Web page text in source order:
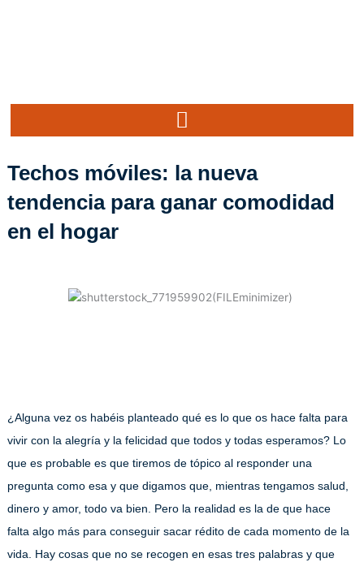
Techos móviles: la nueva
tendencia para ganar comodidad
en el hogar
¿Alguna vez os habéis planteado qué es lo que os hace falta para
vivir con la alegría y la felicidad que todos y todas esperamos? Lo
que es probable es que tiremos de tópico al responder una
pregunta como esa y que digamos que, mientras tengamos salud,
dinero y amor, todo va bien. Pero la realidad es la de que hace
falta algo más para conseguir sacar rédito de cada momento de la
vida. Hay cosas que no se recogen en esas tres palabras y que